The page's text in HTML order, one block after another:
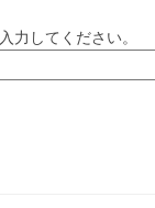
力してください。